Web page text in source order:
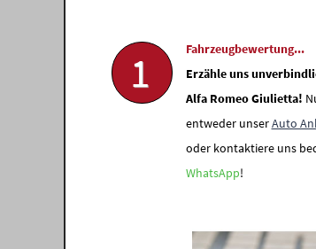
1
Fahrzeugbewertung...
Erzähle uns
Alfa Romeo Giulietta!
entweder unserAuto
oder kontaktiere uns
WhatsApp!